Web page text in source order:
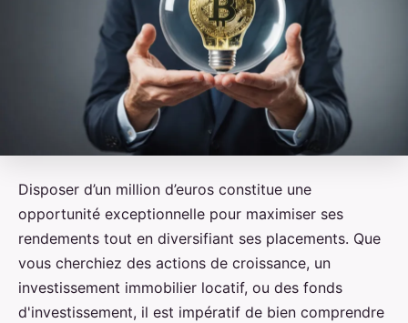
Disposer d’un million d’euros constitue une
opportunité exceptionnelle pour maximiser ses
rendements tout en diversifiant ses placements. Que
vous cherchiez des actions de croissance, un
investissement immobilier locatif, ou des fonds
d'investissement, il est impératif de bien comprendre